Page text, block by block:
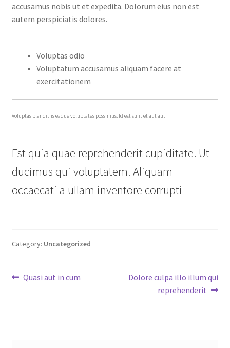
accusamus nobis ut et expedita. Dolorum eius non est
autem perspiciatis dolores.
Voluptas odio
Voluptatum accusamus aliquam facere at
exercitationem
Voluptas blanditiis eaque voluptates possimus. Id est sunt et aut aut
Est quia quae reprehenderit cupiditate. Ut
ducimus qui voluptatem. Aliquam
occaecati a ullam inventore corrupti
Category: Uncategorized
Post
Previous
Quasi aut in cum
Next
Dolore culpa illo illum qui
reprehenderit